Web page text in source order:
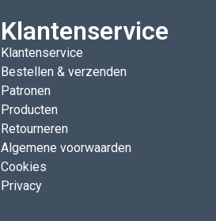
Klantenservice
Klantenservice
Bestellen & verzenden
Patronen
Producten
Retourneren
Algemene voorwaarden
Cookies
Privacy